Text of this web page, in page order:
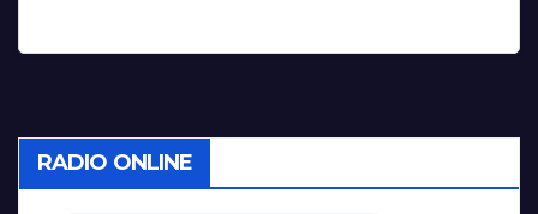
RADIO ONLINE